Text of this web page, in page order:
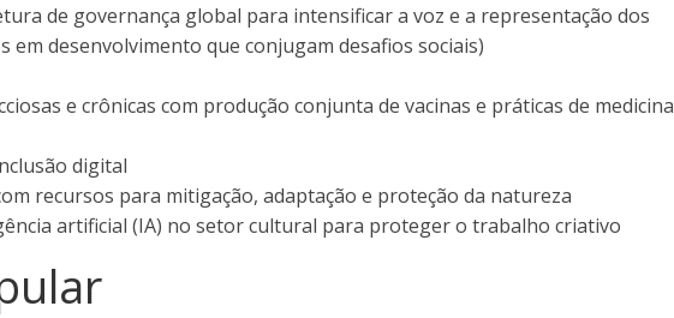
de governança global para intensificar a voz e a representação dos
em desenvolvimento que conjugam desafios sociais)
e crônicas com produção conjunta de vacinas e práticas de medicina
digital
recursos para mitigação, adaptação e proteção da natureza
artificial (IA) no setor cultural para proteger o trabalho criativo